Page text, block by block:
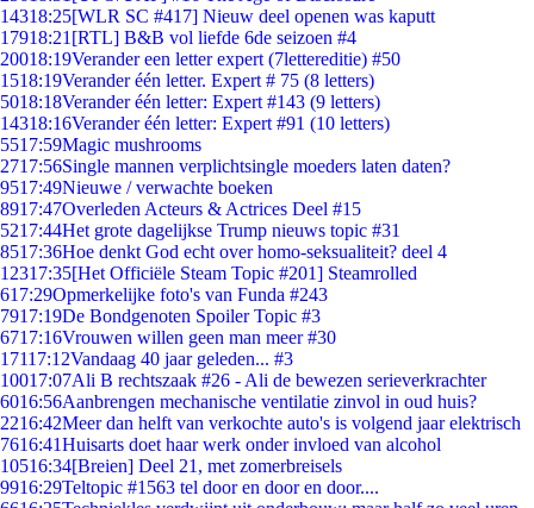
14318:25[WLR SC #417] Nieuw deel openen was kaputt
17918:21 [RTL] B&B vol liefde 6de seizoen #4
20018:19Verander een letter expert (7lettereditie) #50
1518:19Verander één letter. Expert # 75 (8 letters)
5018:18Verander één letter: Expert #143 (9 letters)
14318:16Verander één letter: Expert #91 (10 letters)
5517:59Magic mushrooms
2717:56Single mannen verplichtsingle moeders laten daten?
9517:49Nieuwe / verwachte boeken
8917:47Overleden Acteurs & Actrices Deel #15
5217:44Het grote dagelijkse Trump nieuws topic #31
8517:36Hoe denkt God echt over homo-seksualiteit? deel 4
12317:35[Het Officiële Steam Topic #201] Steamrolled
617:29Opmerkelijke foto's van Funda #243
7917:19De Bondgenoten Spoiler Topic #3
6717:16Vrouwen willen geen man meer #30
17117:12Vandaag 40 jaar geleden... #3
10017:07Ali B rechtszaak #26 - Ali de bewezen serieverkrachter
6016:56Aanbrengen mechanische ventilatie zinvol in oud huis?
2216:42Meer dan helft van verkochte auto's is volgend jaar elektrisch
7616:41Huisarts doet haar werk onder invloed van alcohol
10516:34[Breien] Deel 21, met zomerbreisels
9916:29Teltopic #1563 tel door en door en door....